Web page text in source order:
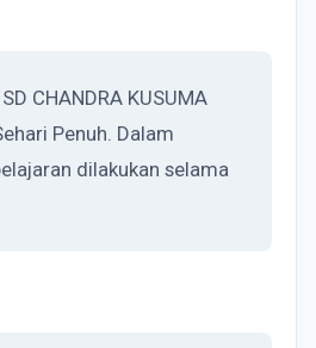
CHANDRA KUSUMA
Penuh. Dalam
dilakukan selama